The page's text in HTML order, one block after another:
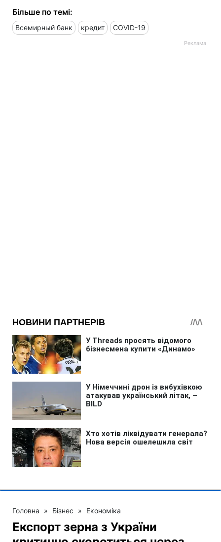
Більше по темі:
Всемирный банк кредит COVID-19
Головна » Бізнес » Економіка
Експорт зерна з України